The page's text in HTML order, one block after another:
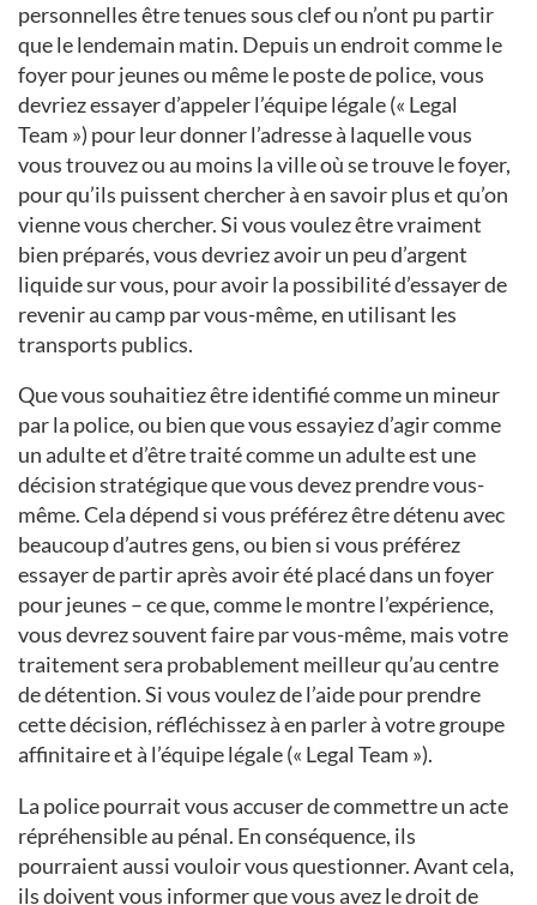
personnelles être tenues sous clef ou n’ont pu partir
que le lendemain matin. Depuis un endroit comme le
foyer pour jeunes ou même le poste de police, vous
devriez essayer d’appeler l’équipe légale (« Legal
Team ») pour leur donner l’adresse à laquelle vous
vous trouvez ou au moins la ville où se trouve le foyer,
pour qu’ils puissent chercher à en savoir plus et qu’on
vienne vous chercher. Si vous voulez être vraiment
bien préparés, vous devriez avoir un peu d’argent
liquide sur vous, pour avoir la possibilité d’essayer de
revenir au camp par vous-même, en utilisant les
transports publics.
Que vous souhaitiez être identifié comme un mineur
par la police, ou bien que vous essayiez d’agir comme
un adulte et d’être traité comme un adulte est une
décision stratégique que vous devez prendre vous-
même. Cela dépend si vous préférez être détenu avec
beaucoup d’autres gens, ou bien si vous préférez
essayer de partir après avoir été placé dans un foyer
pour jeunes – ce que, comme le montre l’expérience,
vous devrez souvent faire par vous-même, mais votre
traitement sera probablement meilleur qu’au centre
de détention. Si vous voulez de l’aide pour prendre
cette décision, réfléchissez à en parler à votre groupe
affinitaire et à l’équipe légale (« Legal Team »).
La police pourrait vous accuser de commettre un acte
répréhensible au pénal. En conséquence, ils
pourraient aussi vouloir vous questionner. Avant cela,
ils doivent vous informer que vous avez le droit de